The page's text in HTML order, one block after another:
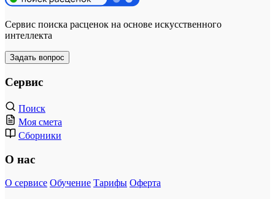
Сервис поиска расценок на основе искусственного
интеллекта
Задать вопрос
Сервис
Поиск
Моя смета
Сборники
О нас
О сервисе Обучение Тарифы Оферта